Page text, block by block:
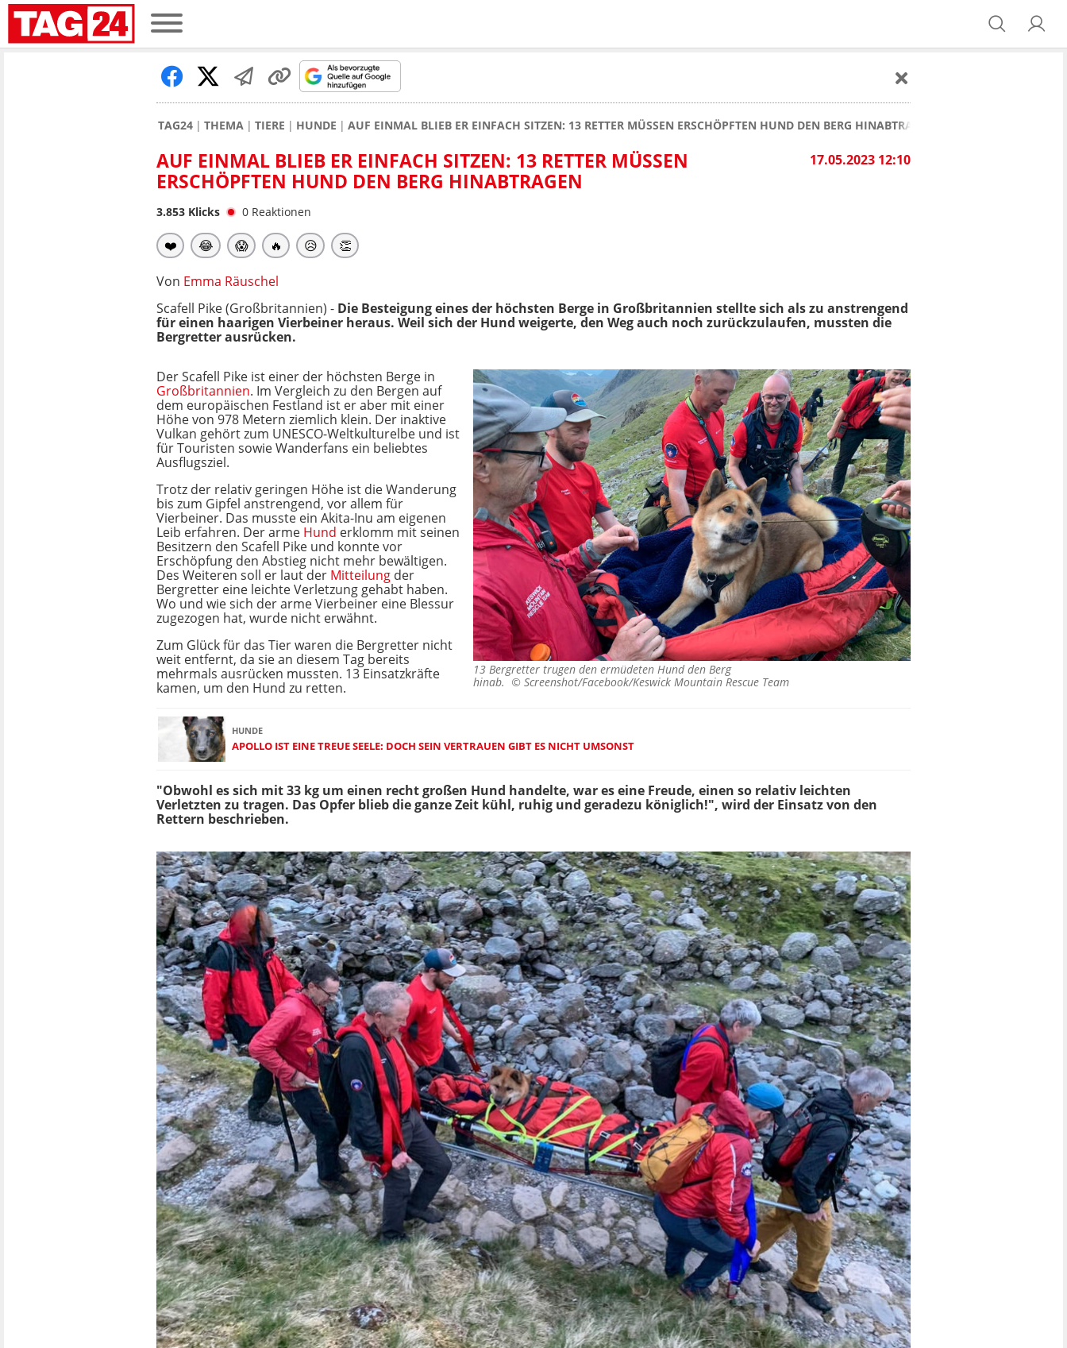
TAG24 THEMA TIERE HUNDE AUF EINMAL BLIEB ER EINFACH SITZEN: 13 RETTER MÜSSEN ERSCHÖPFTEN HUND DEN BERG HINABTRAGEN
17.05.2023 12:10
AUF EINMAL BLIEB ER EINFACH SITZEN: 13 RETTER MÜSSEN
ERSCHÖPFTEN HUND DEN BERG HINABTRAGEN
3.853 Klicks 0 Reaktionen
❤️ 😂 😱 🔥 😥 👏
Von Emma Räuschel
Scafell Pike (Großbritannien) - Die Besteigung eines der höchsten Berge in Großbritannien stellte sich als zu anstrengend
für einen haarigen Vierbeiner heraus. Weil sich der Hund weigerte, den Weg auch noch zurückzulaufen, mussten die
Bergretter ausrücken.
13 Bergretter trugen den ermüdeten Hund den Berg
hinab. © Screenshot/Facebook/Keswick Mountain Rescue Team
Der Scafell Pike ist einer der höchsten Berge in
Großbritannien. Im Vergleich zu den Bergen auf
dem europäischen Festland ist er aber mit einer
Höhe von 978 Metern ziemlich klein. Der inaktive
Vulkan gehört zum UNESCO-Weltkulturelbe und ist
für Touristen sowie Wanderfans ein beliebtes
Ausflugsziel.
Trotz der relativ geringen Höhe ist die Wanderung
bis zum Gipfel anstrengend, vor allem für
Vierbeiner. Das musste ein Akita-Inu am eigenen
Leib erfahren. Der arme Hund erklomm mit seinen
Besitzern den Scafell Pike und konnte vor
Erschöpfung den Abstieg nicht mehr bewältigen.
Des Weiteren soll er laut der Mitteilung der
Bergretter eine leichte Verletzung gehabt haben.
Wo und wie sich der arme Vierbeiner eine Blessur
zugezogen hat, wurde nicht erwähnt.
Zum Glück für das Tier waren die Bergretter nicht
weit entfernt, da sie an diesem Tag bereits
mehrmals ausrücken mussten. 13 Einsatzkräfte
kamen, um den Hund zu retten.
HUNDE
APOLLO IST EINE TREUE SEELE: DOCH SEIN VERTRAUEN GIBT ES NICHT UMSONST
"Obwohl es sich mit 33 kg um einen recht großen Hund handelte, war es eine Freude, einen so relativ leichten
Verletzten zu tragen. Das Opfer blieb die ganze Zeit kühl, ruhig und geradezu königlich!", wird der Einsatz von den
Rettern beschrieben.